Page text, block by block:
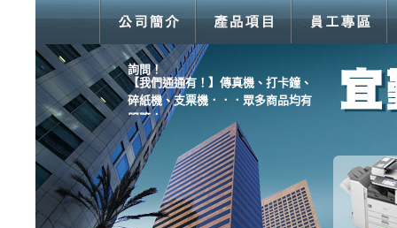
【超優惠價！】Fuji Xerox M355df多
詢問！
【我們通通有！】傳真機、打卡鐘、
碎紙機、支票機．．．眾多商品均有
服務！